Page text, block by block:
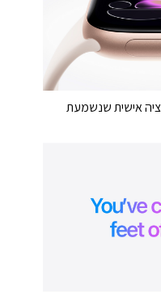
אישית שנשמעת